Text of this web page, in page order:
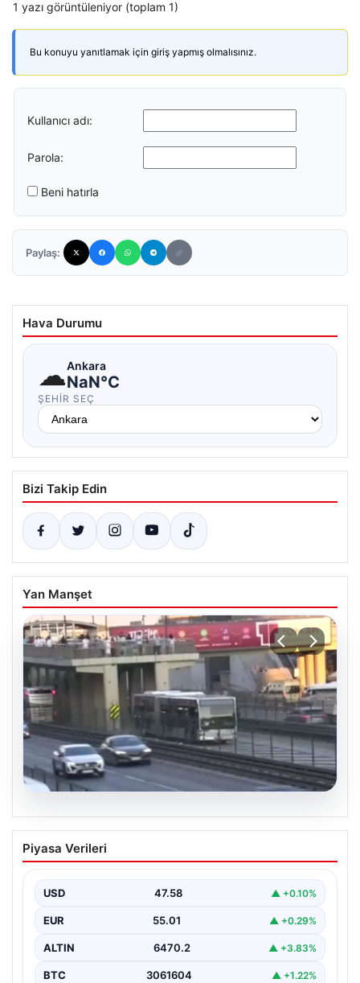
1 yazı görüntüleniyor (toplam 1)
Bu konuyu yanıtlamak için giriş yapmış olmalısınız.
Kullanıcı adı:
Parola:
Beni hatırla
Paylaş:
Hava Durumu
☁Ankara
NaN°C
ŞEHIR SEÇ
Bizi Takip Edin
Yan Manşet
04.08.2026
Yola düştü, metrobüs çarptı: Kadının
durumu kritik
Piyasa Verileri
USD 47.58 ▲ +0.10%
EUR 55.01 ▲ +0.29%
ALTIN 6470.2 ▲ +3.83%
BTC 3061604 ▲ +1.22%